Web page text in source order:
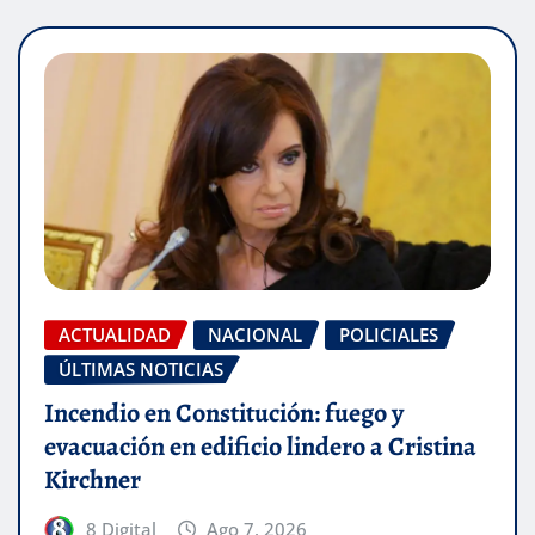
ACTUALIDAD NACIONAL
POLICIALES
ÚLTIMAS NOTICIAS
Incendio en Constitución: fuego y
evacuación en edificio lindero a Cristina
Kirchner
8 Digital Ago 7, 2026